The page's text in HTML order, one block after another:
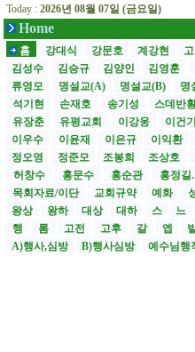
Today : 2026년 08월 07일 (금요일)
Home
홈 강대식 강문호 계강현
김성수
김승규 김양인 김영훈
류영모
명설교(A) 명설교(B) 명
석기현
손재호 송기성 스데반
유장춘
유평교회 이강웅 이건기
이우수
이윤재 이은규 이익환
정오영
정준모 조봉희 조상호
허창수
홍문수 홍순관 홍정길
목회자료/이단
교회규약 예화
왕상
왕하 대상 대하 스 느
행
롬 고전 고후 갈 엡 빌
A)행사,심방
B)행사심방 예수님행